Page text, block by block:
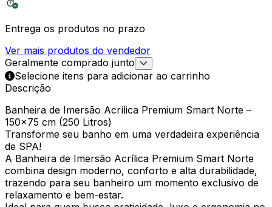
Entrega os produtos no prazo
Ver mais produtos do vendedor
Geralmente comprado junto
Selecione itens para adicionar ao carrinho
Descrição
Banheira de Imersão Acrílica Premium Smart Norte –
150×75 cm (250 Litros)
Transforme seu banho em uma verdadeira experiência
de SPA!
A Banheira de Imersão Acrílica Premium Smart Norte
combina design moderno, conforto e alta durabilidade,
trazendo para seu banheiro um momento exclusivo de
relaxamento e bem-estar.